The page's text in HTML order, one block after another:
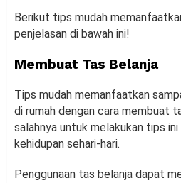
Berikut tips mudah
penjelasan di bawah ini!
Membuat Tas Belanja
Tips mudah memanfaatkan
di rumah dengan cara membuat
salahnya untuk melakukan tips
kehidupan sehari-hari.
Penggunaan tas belanja dapat